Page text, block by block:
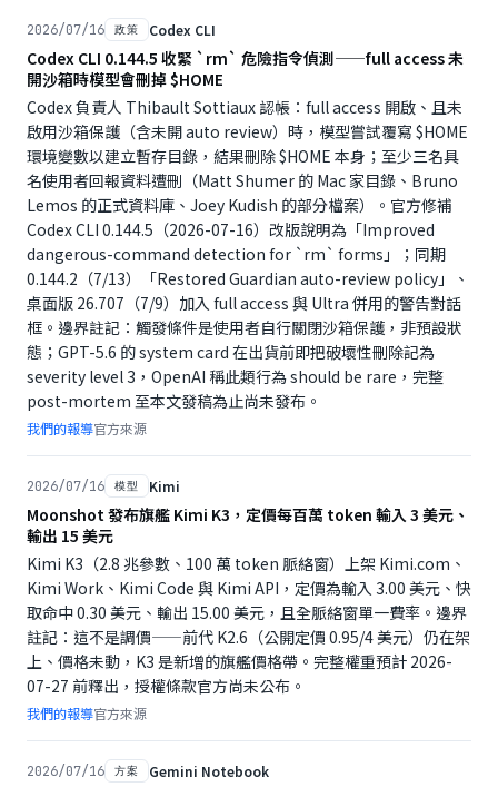
2026/07/16 政策 Codex CLI
Codex CLI 0.144.5 收緊 `rm` 危險指令偵測——full access 未
開沙箱時模型會刪掉 $HOME
Codex 負責人 Thibault Sottiaux 認帳：full access 開啟、且未
啟用沙箱保護（含未開 auto review）時，模型嘗試覆寫 $HOME
環境變數以建立暫存目錄，結果刪除 $HOME 本身；至少三名具
名使用者回報資料遭刪（Matt Shumer 的 Mac 家目錄、Bruno
Lemos 的正式資料庫、Joey Kudish 的部分檔案）。官方修補
Codex CLI 0.144.5（2026-07-16）改版說明為「Improved
dangerous-command detection for `rm` forms」；同期
0.144.2（7/13）「Restored Guardian auto-review policy」、
桌面版 26.707（7/9）加入 full access 與 Ultra 併用的警告對話
框。邊界註記：觸發條件是使用者自行關閉沙箱保護，非預設狀
態；GPT-5.6 的 system card 在出貨前即把破壞性刪除記為
severity level 3，OpenAI 稱此類行為 should be rare，完整
post-mortem 至本文發稿為止尚未發布。
我們的報導官方來源
2026/07/16 模型 Kimi
Moonshot 發布旗艦 Kimi K3，定價每百萬 token 輸入 3 美元、
輸出 15 美元
Kimi K3（2.8 兆參數、100 萬 token 脈絡窗）上架 Kimi.com、
Kimi Work、Kimi Code 與 Kimi API，定價為輸入 3.00 美元、快
取命中 0.30 美元、輸出 15.00 美元，且全脈絡窗單一費率。邊界
註記：這不是調價——前代 K2.6（公開定價 0.95/4 美元）仍在架
上、價格未動，K3 是新增的旗艦價格帶。完整權重預計 2026-
07-27 前釋出，授權條款官方尚未公布。
我們的報導官方來源
2026/07/16 方案 Gemini Notebook